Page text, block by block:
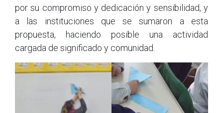
por su compromiso y dedicación y sensibilidad, y
a las instituciones que se sumaron a esta
propuesta, haciendo posible una actividad
cargada de significado y comunidad.